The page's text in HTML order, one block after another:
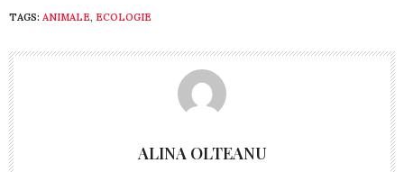
TAGS: ANIMALE, ECOLOGIE
ALINA OLTEANU